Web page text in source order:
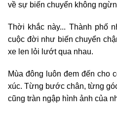
về sự biến chuyển không
Thời khắc này... Thành phố
cuộc đời như biến chuyển
xe len lỏi lướt qua nhau.
Mùa đông luôn đem đến cho
xúc. Từng bước chân, từng
cũng tràn ngập hình ảnh của